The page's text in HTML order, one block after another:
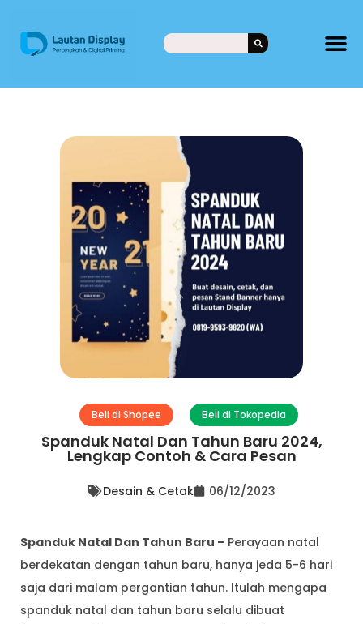
Beli di Shopee Beli di Tokopedia
Spanduk Natal Dan Tahun Baru 2024,
Lengkap Contoh & Cara Pesan
Desain & Cetak 06/12/2023
Spanduk Natal Dan Tahun Baru – Perayaan natal
berdekatan dengan tahun baru, hanya jeda 5-6 hari
saja dari malam pergantian tahun. Itulah mengapa
spanduk natal dan tahun baru selalu dibuat